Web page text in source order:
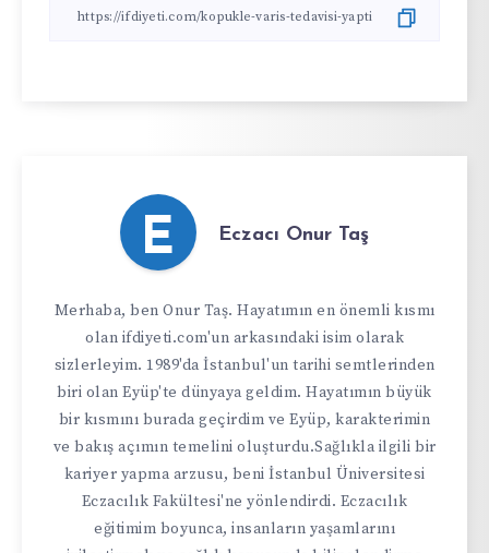
E Eczacı Onur Taş
Merhaba, ben Onur Taş. Hayatımın en önemli kısmı
olan ifdiyeti.com'un arkasındaki isim olarak
sizlerleyim. 1989'da İstanbul'un tarihi semtlerinden
biri olan Eyüp'te dünyaya geldim. Hayatımın büyük
bir kısmını burada geçirdim ve Eyüp, karakterimin
ve bakış açımın temelini oluşturdu.Sağlıkla ilgili bir
kariyer yapma arzusu, beni İstanbul Üniversitesi
Eczacılık Fakültesi'ne yönlendirdi. Eczacılık
eğitimim boyunca, insanların yaşamlarını